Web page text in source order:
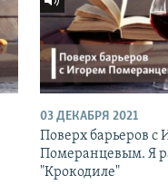
03 ДЕКАБРЯ 2021
Поверх барьеров с
Померанцевым. Я
"Крокодиле"